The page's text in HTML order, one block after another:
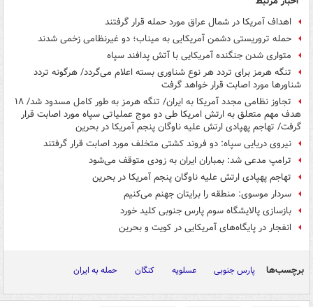
اهداف آمریکا در شمال عراق مورد حمله قرار گرفتند
حمله تروریستی دشمن آمریکایی به میناب؛ دو غیرنظامی زخمی شدند
متواری شدن جنگنده آمریکایی با آتش پدافند سپاه
تنگه هرمز برای تردد هر نوع شناوری بسته اعلام می‌گردد/ هرگونه تردد
شناورها مورد اصابت قرار خواهد گرفت
تجاوز نظامی مجدد آمریکا به ایران/ تنگه هرمز به طور کامل مسدود شد/ ۱۸
هدف مهم متعلق به ارتش امریکا طی دو موج عملیاتی سپاه مورد اصابت قرار
گرفت/ تهاجم پهپادی ارتش علیه ناوگان پنجم آمریکا در بحرین
نیروی دریایی سپاه: دو فروند کشتی متخلف مورد اصابت قرار گرفتند
ترامپ مدعی شد: بمباران ایران به زودی متوقف می‌شود
تهاجم پهپادی ارتش علیه ناوگان پنجم آمریکا در بحرین
سردار موسوی: منطقه را برایتان جهنم می‌کنیم
بازسازی پالایشگاه سوم پارس جنوبی کلید خورد
انفجار در پایگاه‌های آمریکایی در کویت و بحرین
برچسب‌ها پارس جنوبی عسلویه کنگان حمله به ایران